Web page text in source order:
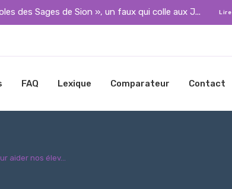
des Sages de Sion », un faux qui colle aux J... Lire
FAQ Lexique Comparateur Contact
aider nos élev...